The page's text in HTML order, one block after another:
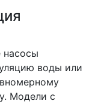
насосы
воды или
Модели с